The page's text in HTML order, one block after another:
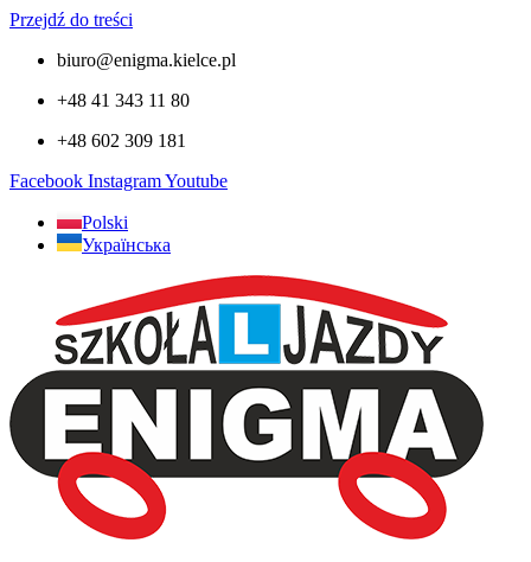
Przejdź do treści
biuro@enigma.kielce.pl
+48 41 343 11 80
+48 602 309 181
Facebook InstagramYoutube
Polski
Українська